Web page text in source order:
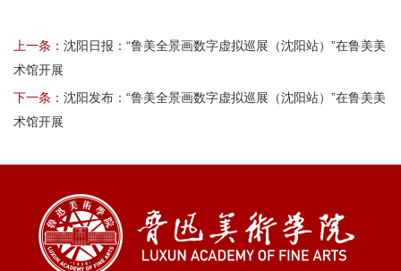
上一条： 沈阳日报：“鲁美全景画数字虚拟巡展（沈阳站）”在鲁美美
术馆开展
下一条： 沈阳发布：“鲁美全景画数字虚拟巡展（沈阳站）”在鲁美美
术馆开展